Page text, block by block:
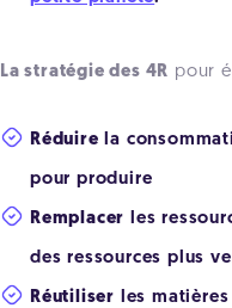
La stratégie des 4R pour
Réduire la
pour produire
Remplacer les
des ressources plus
Réutiliser les